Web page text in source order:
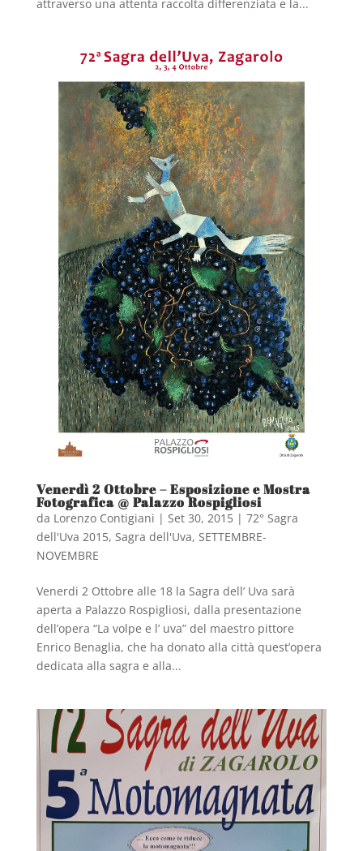
attraverso una attenta raccolta differenziata e la...
Venerdì 2 Ottobre – Esposizione e Mostra
Fotografica @ Palazzo Rospigliosi
da Lorenzo Contigiani | Set 30, 2015| 72° Sagra
dell'Uva 2015, Sagra dell'Uva, SETTEMBRE-
NOVEMBRE
Venerdi 2 Ottobre alle 18 la Sagra dell’ Uva sarà
aperta a Palazzo Rospigliosi, dalla presentazione
dell’opera “La volpe e l’ uva” del maestro pittore
Enrico Benaglia, che ha donato alla città quest’opera
dedicata alla sagra e alla...